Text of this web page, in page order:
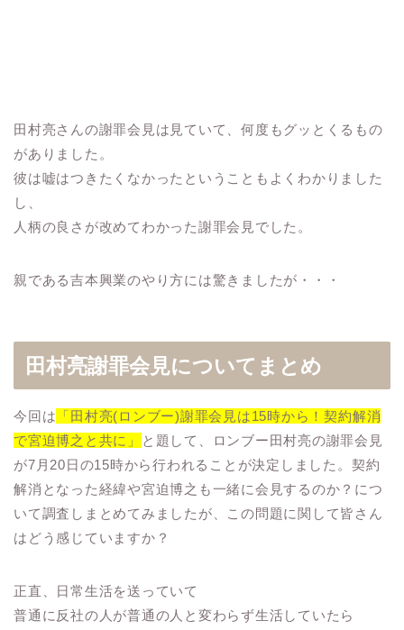
田村亮さんの謝罪会見は見ていて、何度もグッとくるもの
がありました。
彼は嘘はつきたくなかったということもよくわかりました
し、
人柄の良さが改めてわかった謝罪会見でした。
親である吉本興業のやり方には驚きましたが・・・
田村亮謝罪会見についてまとめ
今回は 「田村亮(ロンブー)謝罪会見は15時から！契約解消
で宮迫博之と共に」
と題して、ロンブー田村亮の謝罪会見
が7月20日の15時から行われることが決定しました。契約
解消となった経緯や宮迫博之も一緒に会見するのか？につ
いて調査しまとめてみましたが、この問題に関して皆さん
はどう感じていますか？
正直、日常生活を送っていて
普通に反社の人が普通の人と変わらず生活していたら